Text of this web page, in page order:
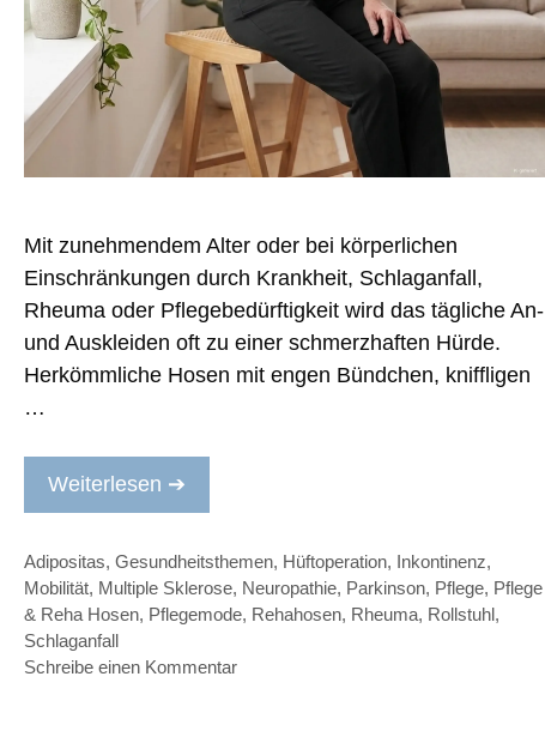
Mit zunehmendem Alter oder bei körperlichen
Einschränkungen durch Krankheit, Schlaganfall,
Rheuma oder Pflegebedürftigkeit wird das tägliche An-
und Auskleiden oft zu einer schmerzhaften Hürde.
Herkömmliche Hosen mit engen Bündchen, kniffligen
…
Weiterlesen ➔
Kategorien
Adipositas, Gesundheitsthemen, Hüftoperation, Inkontinenz,
Mobilität, Multiple Sklerose, Neuropathie, Parkinson, Pflege, Pflege
& Reha Hosen, Pflegemode, Rehahosen, Rheuma, Rollstuhl,
Schlaganfall
Schreibe einen Kommentar